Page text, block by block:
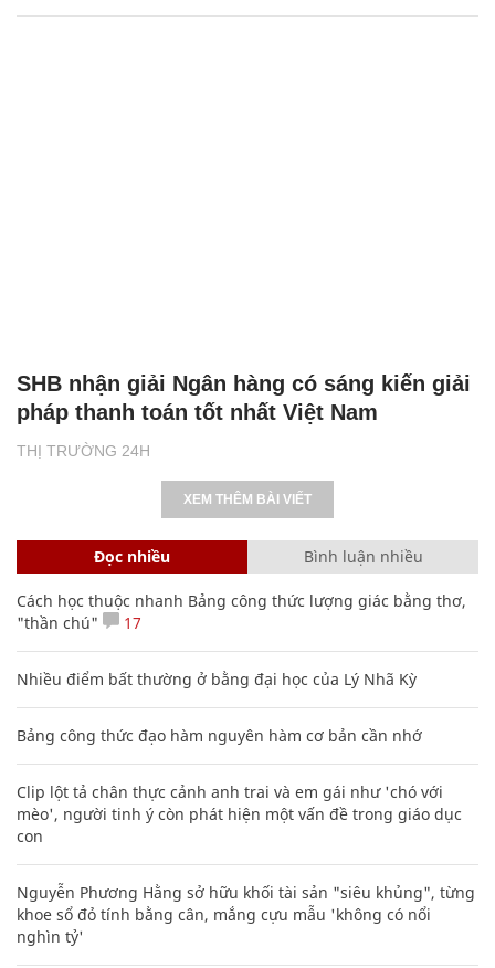
THỊ TRƯỜNG 24H
SHB nhận giải Ngân hàng có sáng kiến giải
pháp thanh toán tốt nhất Việt Nam
XEM THÊM BÀI VIẾT
Đọc nhiều Bình luận nhiều
Cách học thuộc nhanh Bảng công thức lượng giác bằng thơ,
"thần chú"
17
Nhiều điểm bất thường ở bằng đại học của Lý Nhã Kỳ
Bảng công thức đạo hàm nguyên hàm cơ bản cần nhớ
Clip lột tả chân thực cảnh anh trai và em gái như 'chó với
mèo', người tinh ý còn phát hiện một vấn đề trong giáo dục
con
Nguyễn Phương Hằng sở hữu khối tài sản "siêu khủng", từng
khoe sổ đỏ tính bằng cân, mắng cựu mẫu 'không có nổi
nghìn tỷ'